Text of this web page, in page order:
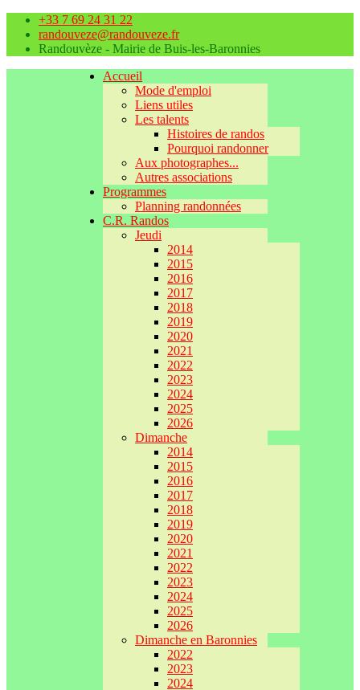
+33 7 69 24 31 22
randouveze@randouveze.fr
Randouvèze - Mairie de Buis-les-Baronnies
Accueil
Mode d'emploi
Liens utiles
Les talents
Histoires de randos
Pourquoi randonner
Aux photographes...
Autres associations
Programmes
Planning randonnées
C.R. Randos
Jeudi
2014
2015
2016
2017
2018
2019
2020
2021
2022
2023
2024
2025
2026
Dimanche
2014
2015
2016
2017
2018
2019
2020
2021
2022
2023
2024
2025
2026
Dimanche en Baronnies
2022
2023
2024